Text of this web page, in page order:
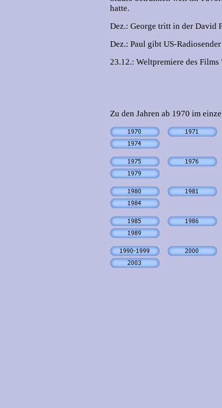
hatte.
Dez.: George tritt in der David
Dez.: Paul gibt US-
23.12.: Weltpremiere des
Zu den Jahren ab 1970 im